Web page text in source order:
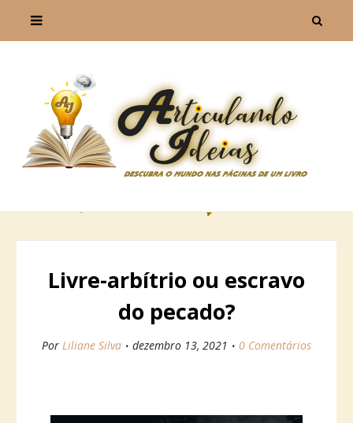
Livre-arbítrio ou escravo
do pecado?
Por Liliane Silva dezembro 13, 2021 0 Comentários